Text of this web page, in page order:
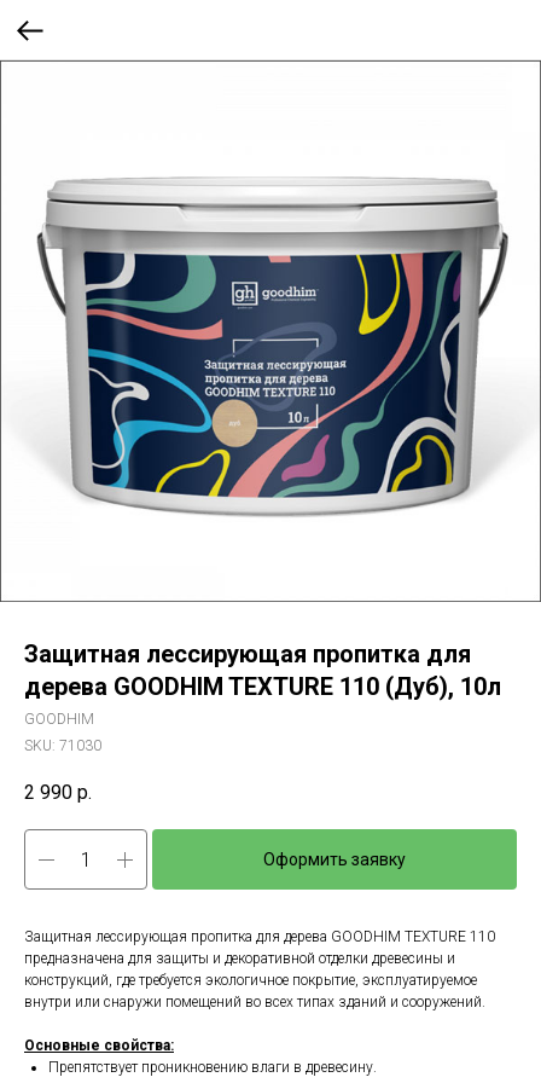
Защитная лессирующая пропитка для
дерева GOODHIM TEXTURE 110 (Дуб), 10л
GOODHIM
SKU: 71030
2 990 р.
Оформить заявку
Защитная лессирующая пропитка для дерева GOODHIM TEXTURE 110
предназначена для защиты и декоративной отделки древесины и
конструкций, где требуется экологичное покрытие, эксплуатируемое
внутри или снаружи помещений во всех типах зданий и сооружений.
Основные свойства:
Препятствует проникновению влаги в древесину.